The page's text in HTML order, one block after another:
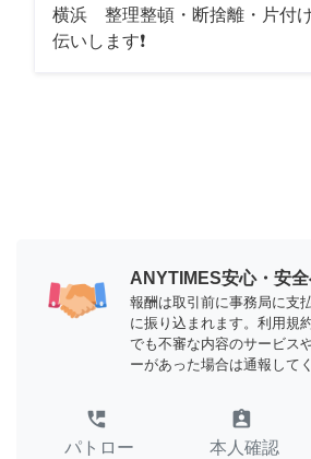
横浜 整理整頓・断捨離・片付
伝いします❗
ANYTIMES安心・安
報酬は取引前に事務局に支
に振り込まれます。利用規
でも不審な内容のサービス
ーがあった場合は通報して
perm_phone_msg
パトロー
assignment_ind
本人確認